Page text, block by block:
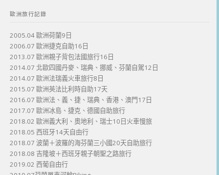
歐洲旅行記錄
2005.04 歐洲荷蘭9日
2006.07 歐洲捷克自助16日
2013.07 歐洲親子背包法國旅行16日
2014.07 北歐四國丹麥、瑞典、挪威、芬蘭自駕12日
2014.07 歐洲法瑞義火車旅行8日
2015.07 歐洲英法比利時自助17天
2016.07 歐洲法、義、捷、瑞典、香港、澳門17日
2017.07 歐洲冰島、捷克、德國自助旅行
2018.02 歐洲義大利、奧地利、瑞士10日火車慢旅
2018.05 西班牙14天自由行
2018.07 波蘭＋波羅的海芬蘭三小國20天自助旅行
2018.08 吉隆坡＋西班牙親子朝聖之路旅行
2019.02 西葡自由行